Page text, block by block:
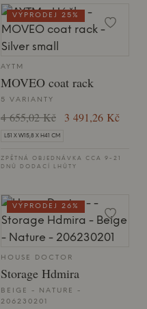
AYTM
MOVEO coat rack
5 VARIANTY
4 655,02 Kč 3 491,26 Kč
L51 X W15,8 X H41 CM
ZPĚTNÁ OBJEDNÁVKA CCA 9-21
DNŮ DODACÍ LHŮTY
VÝPRODEJ 25%
HOUSE DOCTOR
Storage Hdmira
BEIGE - NATURE -
206230201
VÝPRODEJ 26%